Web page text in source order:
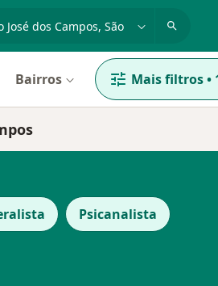
ou região
Bairros Mais filtros•
Psicanalista